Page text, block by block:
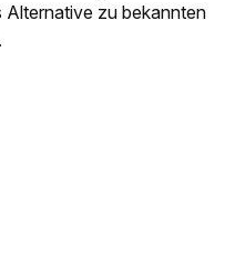
Alternative zu bekannten